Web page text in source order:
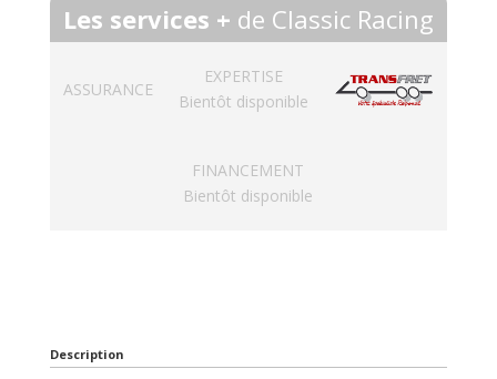
Les services + de Classic Racing
ASSURANCE
EXPERTISE
Bientôt disponible
FINANCEMENT
Bientôt disponible
Description